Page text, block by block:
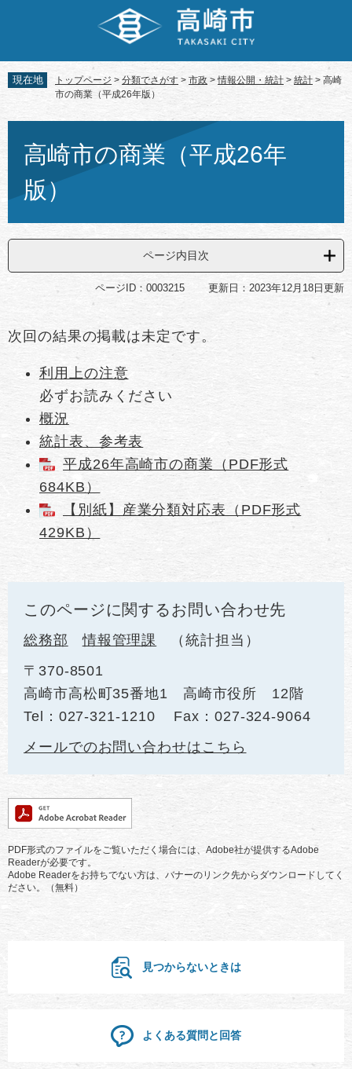
先
頭
す。
を
飛
し
現在地 トップページ > 分類でさがす > 市政 >情報公開・統計 > 統計 > 高崎
市の商業（平成26年版）
高崎市の商業（平成26年
版）
ページ内目次
ページID：0003215 更新日：2023年12月18日更新
次回の結果の掲載は未定です。
利用上の注意
必ずお読みください
概況
統計表、参考表
平成26年高崎市の商業（PDF形式
684KB）
【別紙】産業分類対応表（PDF形式
429KB）
このページに関するお問い合わせ先
総務部 情報管理課
統計担当
〒370-8501
高崎市高松町35番地1 高崎市役所 12階
Tel：027-321-1210
Fax：027-324-9064
メールでのお問い合わせはこちら
PDF形式のファイルをご覧いただく場合には、Adobe社が提供するAdobe
Readerが必要です。
Adobe Readerをお持ちでない方は、バナーのリンク先からダウンロードしてく
ださい。（無料）
見つからないときは
よくある質問と回答